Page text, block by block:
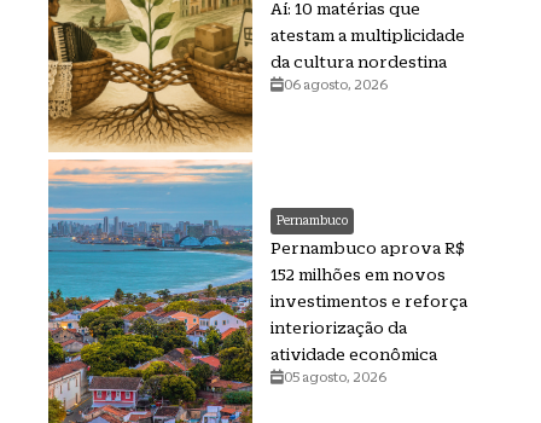
Aí: 10 matérias que
atestam a multiplicidade
da cultura nordestina
06 agosto, 2026
Pernambuco
Pernambuco aprova R$
152 milhões em novos
investimentos e reforça
interiorização da
atividade econômica
05 agosto, 2026